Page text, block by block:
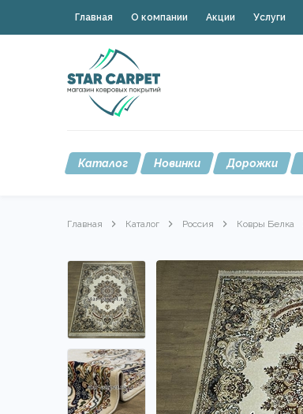
Главная О компании Акции Услуги
Каталог Новинки Дорожки
Главная Каталог Россия Ковры Белка